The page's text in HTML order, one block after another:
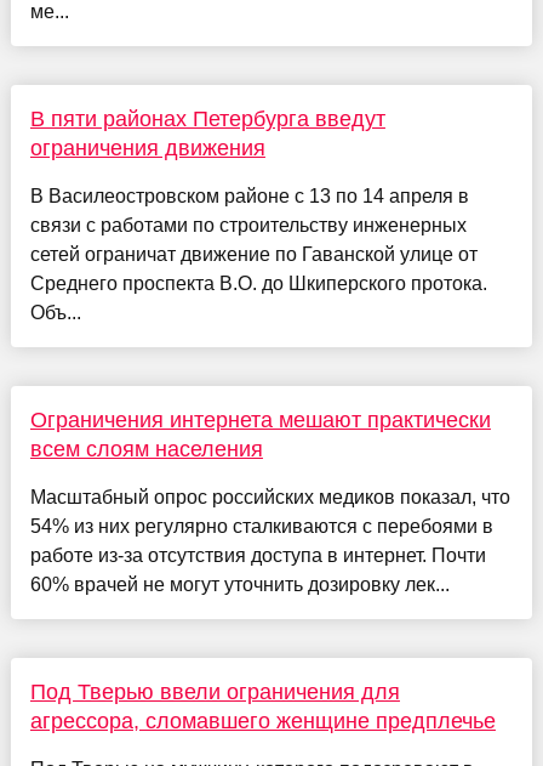
ме...
В пяти районах Петербурга введут
ограничения движения
В Василеостровском районе с 13 по 14 апреля в
связи с работами по строительству инженерных
сетей ограничат движение по Гаванской улице от
Среднего проспекта В.О. до Шкиперского протока.
Объ...
Ограничения интернета мешают практически
всем слоям населения
Масштабный опрос российских медиков показал, что
54% из них регулярно сталкиваются с перебоями в
работе из-за отсутствия доступа в интернет. Почти
60% врачей не могут уточнить дозировку лек...
Под Тверью ввели ограничения для
агрессора, сломавшего женщине предплечье